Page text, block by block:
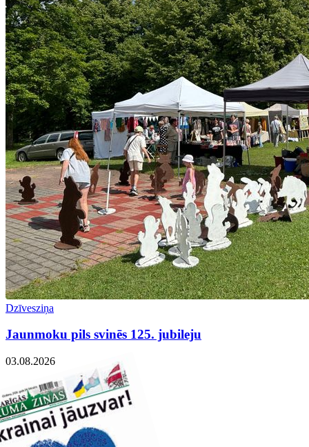
Dzīvesziņa
Jaunmoku pils svinēs 125. jubileju
03.08.2026